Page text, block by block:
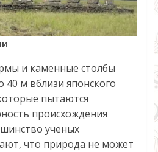
и каменные столбы
40 м вблизи японского
пытаются
происхождения
ученых
что природа не может